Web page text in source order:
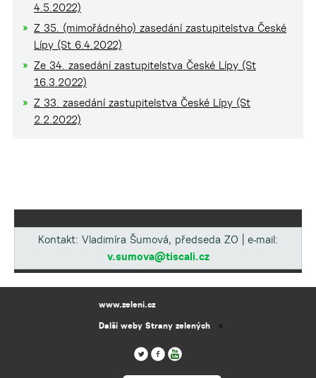
4.5.2022)
Z 35. (mimořádného) zasedání zastupitelstva České
Lípy (St 6.4.2022)
Ze 34. zasedání zastupitelstva České Lípy (St
16.3.2022)
Z 33. zasedání zastupitelstva České Lípy (St
2.2.2022)
Kontakt: Vladimíra Šumová, předseda ZO | e-mail:
v.sumova@tiscali.cz
www.zeleni.cz
Další weby Strany zelených
▼